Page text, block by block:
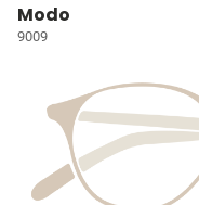
Modo
9009